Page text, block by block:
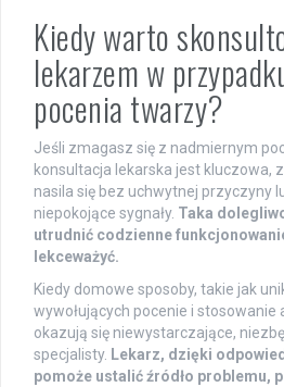
Kiedy warto
lekarzem w
pocenia twarzy?
Jeśli zmagasz się z nadmiernym
konsultacja lekarska jest kluczowa,
nasila się bez uchwytnej przyczyny
niepokojące sygnały. Taka
utrudnić codzienne
lekceważyć.
Kiedy domowe sposoby, takie jak
wywołujących pocenie i stosowanie
okazują się niewystarczające,
specjalisty. Lekarz, dzięki
pomoże ustalić źródło problemu,